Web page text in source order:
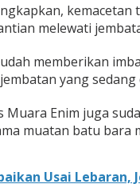
melewati
memberikan
yang sedang
Muara Enim juga
muatan batu bara
Usai Lebaran,